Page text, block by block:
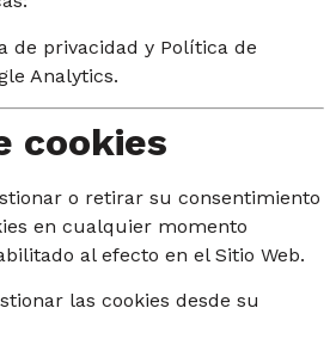
de privacidad y Política de
Analytics.
cookies
o retirar su consentimiento
en cualquier momento
al efecto en el Sitio Web.
las cookies desde su